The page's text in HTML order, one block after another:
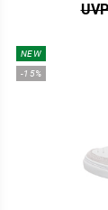
NEW
-15%